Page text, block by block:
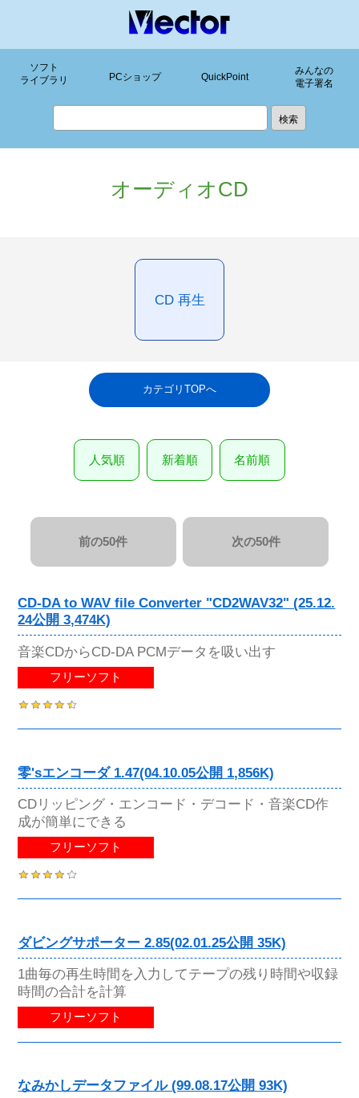
ソフト
ライブラリ
PCショップ QuickPoint
みんなの
電子署名
オーディオCD
CD 再生
カテゴリTOPへ
人気順 新着順 名前順
前の50件 次の50件
CD-DA to WAV file Converter "CD2WAV32" (25.12.
24公開 3,474K)
音楽CDからCD-DA PCMデータを吸い出す
フリーソフト
零'sエンコーダ 1.47(04.10.05公開 1,856K)
CDリッピング・エンコード・デコード・音楽CD作
成が簡単にできる
フリーソフト
ダビングサポーター 2.85(02.01.25公開 35K)
1曲毎の再生時間を入力してテープの残り時間や収録
時間の合計を計算
フリーソフト
なみかしデータファイル (99.08.17公開 93K)